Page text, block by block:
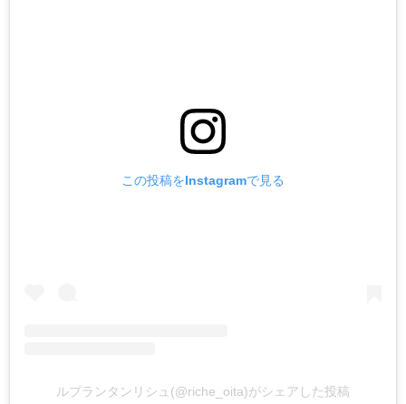
この投稿をInstagramで見る
ルプランタンリシュ(@riche_oita)がシェアした投稿